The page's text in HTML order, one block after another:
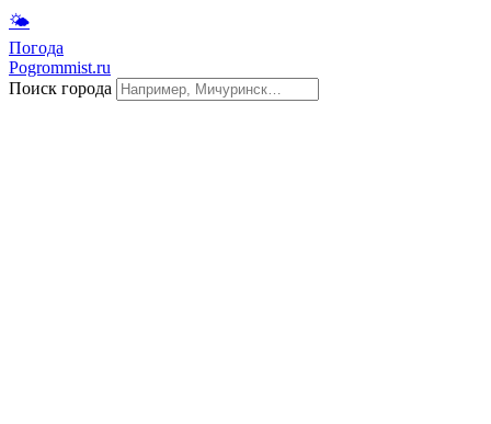
🌤
Погода
Pogrommist.ru
Поиск города